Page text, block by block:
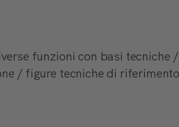
funzioni con basi
/ figure tecniche di